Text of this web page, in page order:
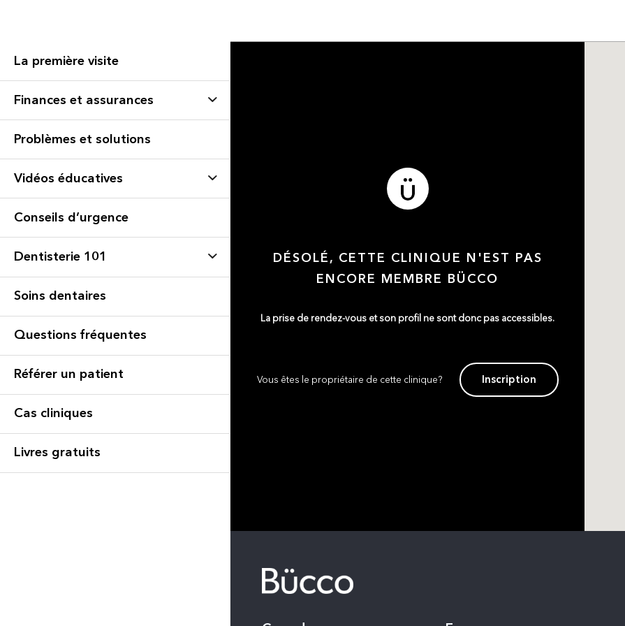
La première visite
Finances et assurances
Problèmes et solutions
Vidéos éducatives
Conseils d’urgence
Dentisterie 101
Soins dentaires
Questions fréquentes
Référer un patient
Cas cliniques
Livres gratuits
DÉSOLÉ, CETTE CLINIQUE N'EST PAS
ENCORE MEMBRE BÜCCO
La prise de rendez-vous et son profil ne sont donc pas accessibles.
Vous êtes le propriétaire de cette clinique? Inscription